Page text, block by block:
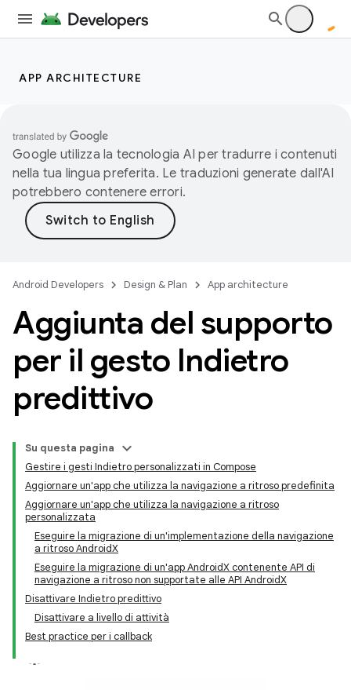
APP ARCHITECTURE
Google utilizza la tecnologia AI per tradurre i contenuti
nella tua lingua preferita. Le traduzioni generate dall'AI
potrebbero contenere errori.
Android Developers Design & Plan App architecture
Aggiunta del supporto
per il gesto Indietro
predittivo
Su questa pagina
Gestire i gesti Indietro personalizzati in Compose
Aggiornare un'app che utilizza la navigazione a ritroso predefinita
Aggiornare un'app che utilizza la navigazione a ritroso
personalizzata
Eseguire la migrazione di un'implementazione della navigazione
a ritroso AndroidX
Eseguire la migrazione di un'app AndroidX contenente API di
navigazione a ritroso non supportate alle API AndroidX
Disattivare Indietro predittivo
Disattivare a livello di attività
Best practice per i callback